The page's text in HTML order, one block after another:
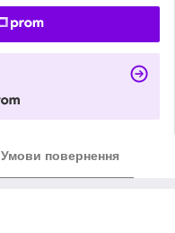
Умови повернення